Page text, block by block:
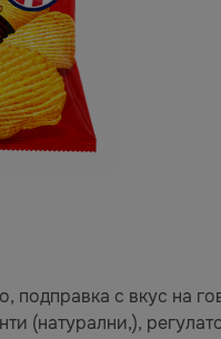
подправка с вкус на
(натурални,),